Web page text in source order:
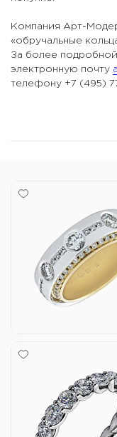
Компания Арт-
«обручальные
За более
электронную почту
телефону +7 (495)